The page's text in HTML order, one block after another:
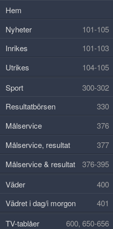
Hem
Nyheter
101-105
Inrikes
101-103
Utrikes
104-105
Sport
300-302
Resultatbörsen
330
Målservice
376
Målservice, resultat
377
Målservice & resultat
376-395
Väder
400
Vädret i dag/i morgon
401
TV-tablåer
600, 650-656